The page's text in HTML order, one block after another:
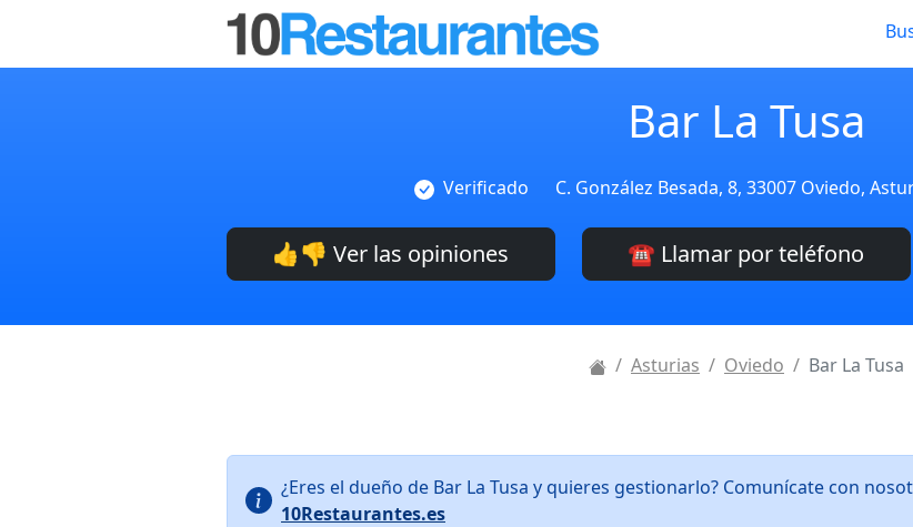
Bar La Tusa
Verificado C. González Besada, 8, 33007 Oviedo,
👍👎 Ver las opiniones ☎️ Llamar por teléfono
Asturias Oviedo Bar La Tusa
¿Eres el dueño de Bar La Tusa y quieres gestionarlo? Comunícate con
10Restaurantes.es